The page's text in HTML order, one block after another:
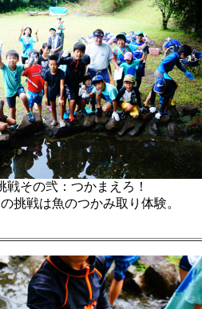
戦その弐：つかまえろ！
挑戦は魚のつかみ取り体験。